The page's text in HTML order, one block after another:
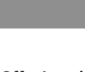
Auslöser zu